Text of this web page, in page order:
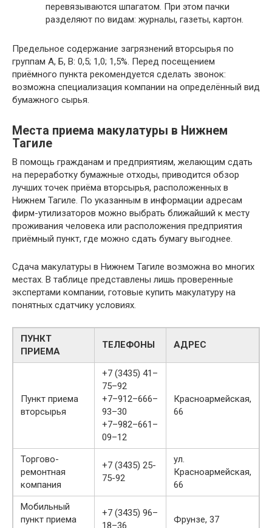
перевязываются шпагатом. При этом пачки
разделяют по видам: журналы, газеты, картон.
Предельное содержание загрязнений вторсырья по
группам А, Б, В: 0,5; 1,0; 1,5%. Перед посещением
приёмного пункта рекомендуется сделать звонок:
возможна специализация компании на определённый вид
бумажного сырья.
Места приема макулатуры в Нижнем
Тагиле
В помощь гражданам и предприятиям, желающим сдать
на переработку бумажные отходы, приводится обзор
лучших точек приёма вторсырья, расположенных в
Нижнем Тагиле. По указанным в информации адресам
фирм-утилизаторов можно выбрать ближайший к месту
проживания человека или расположения предприятия
приёмный пункт, где можно сдать бумагу выгоднее.
Сдача макулатуры в Нижнем Тагиле возможна во многих
местах. В таблице представлены лишь проверенные
экспертами компании, готовые купить макулатуру на
понятных сдатчику условиях.
ПУНКТ
ПРИЕМА
ТЕЛЕФОНЫ АДРЕС
Пункт приема
вторсырья
+7 (3435) 41–
75–92
+7–912–666–
93–30
+7–982–661–
09–12
Красноармейская,
66
Торгово-
ремонтная
компания
+7 (3435) 25-
75-92
ул.
Красноармейская,
66
Мобильный
пункт приема
+7 (3435) 96–
18–36
Фрунзе, 37